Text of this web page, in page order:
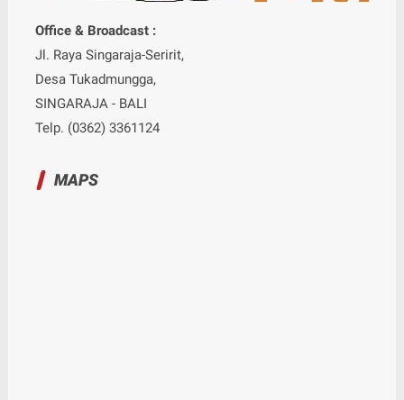
Office & Broadcast :
Jl. Raya Singaraja-Seririt,
Desa Tukadmungga,
SINGARAJA - BALI
Telp. (0362) 3361124
MAPS